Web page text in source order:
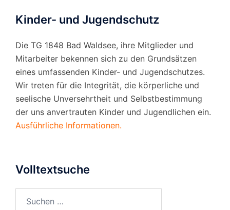
Kinder- und Jugendschutz
Die TG 1848 Bad Waldsee, ihre Mitglieder und
Mitarbeiter bekennen sich zu den Grundsätzen
eines umfassenden Kinder- und Jugendschutzes.
Wir treten für die Integrität, die körperliche und
seelische Unversehrtheit und Selbstbestimmung
der uns anvertrauten Kinder und Jugendlichen ein.
Ausführliche Informationen.
Volltextsuche